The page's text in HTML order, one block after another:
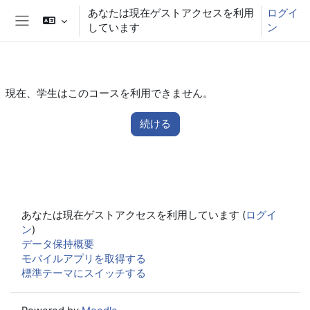
メインコンテンツへスキップする
サイドパネル
あなたは現在ゲストアクセスを利用
しています
ログイ
ン
現在、学生はこのコースを利用できません。
続ける
あなたは現在ゲストアクセスを利用しています (ログイ
ン)
データ保持概要
モバイルアプリを取得する
標準テーマにスイッチする